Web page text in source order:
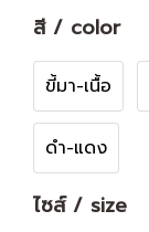
สี / color
ขี้มา-เนื้อ
ดำ-แดง
ไซส์ / size